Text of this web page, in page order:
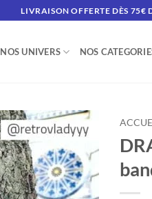
LIVRAISON OFFERTE DÈS 75€
NOS UNIVERS NOS